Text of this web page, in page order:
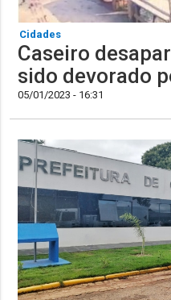
Cidades
Caseiro
sido devorado
05/01/2023 - 16:31